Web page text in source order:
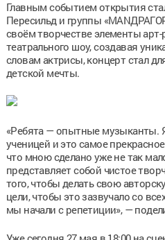
Главным событием открытия
Пересильд и группы
своём творчестве элементы
театрального шоу, создавая
словам актрисы, концерт стал
детской мечты.
«Ребята — опытные музыканты.
ученицей и это самое
что мною сделано уже не так
представляет собой чистое
того, чтобы делать свою
цели, чтобы это зазвучало со
мы начали с репетиции», —